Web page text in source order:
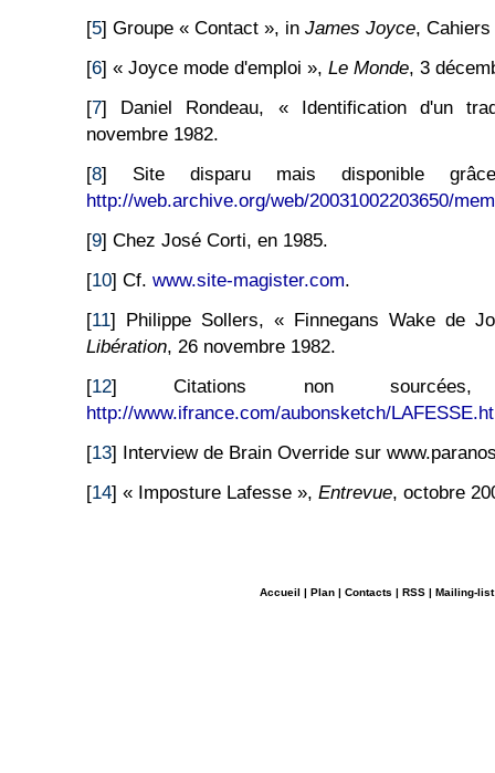
[5] Groupe « Contact », in James Joyce,
[6] « Joyce mode d'emploi », Le Monde, 3
[7] Daniel Rondeau, « Identification d'un
novembre 1982.
[8] Site disparu mais disponible
http://web.archive.org/web/20031002203650/
[9] Chez José Corti, en 1985.
[10] Cf. www.site-magister.com.
[11] Philippe Sollers, « Finnegans Wake de
Libération, 26 novembre 1982.
[12] Citations non
http://www.ifrance.com/aubonsketch/
[13] Interview de Brain Override sur
[14] « Imposture Lafesse », Entrevue, octobre
Accueil | Plan | Contacts | RSS | Mailing-list